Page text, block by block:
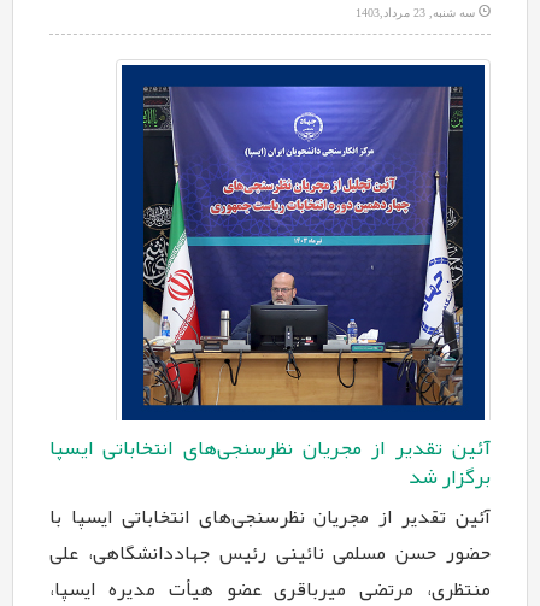
سه شنبه, 23 مرداد,1403
آئین تقدیر از مجریان نظرسنجی‌های انتخاباتی ایسپا
برگزار شد
آئین تقدیر از مجریان نظرسنجی‌های انتخاباتی ایسپا با
حضور حسن مسلمی نائینی ‏رئیس جهاددانشگاهی، علی
منتظری، مرتضی میرباقری عضو هیأت مدیره ایسپا،